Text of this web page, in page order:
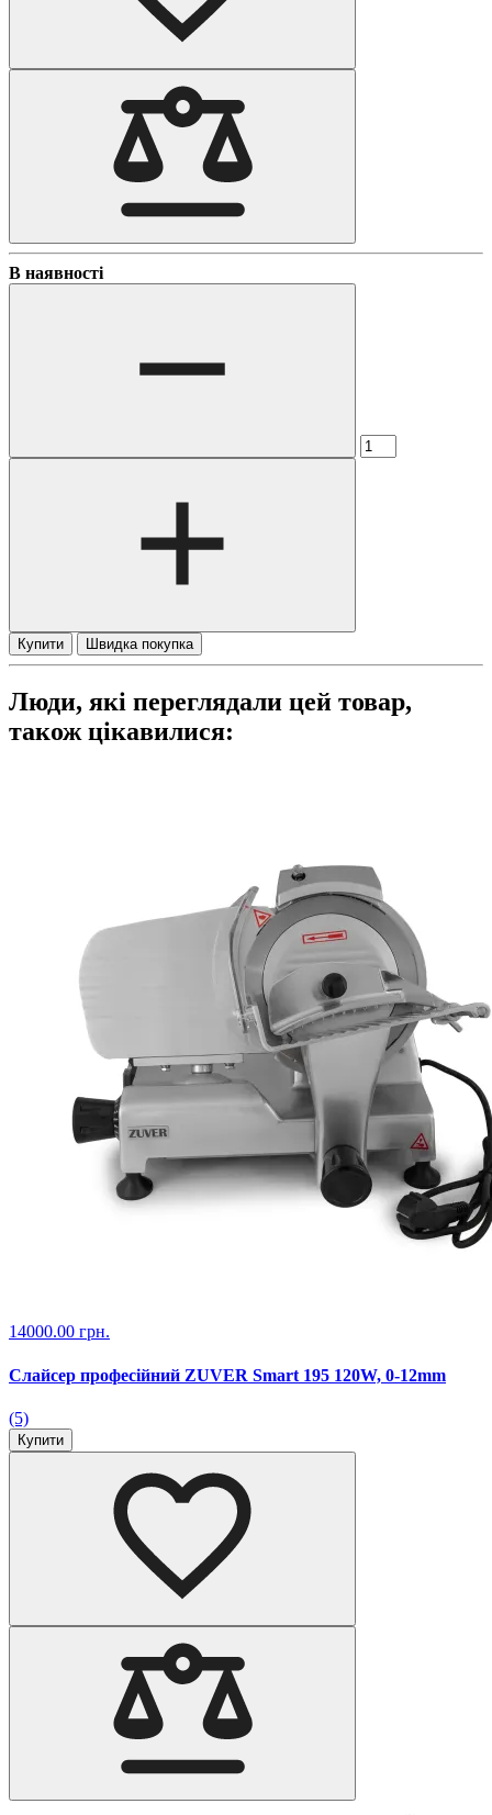
В наявності
Купити Швидка покупка
Люди, які переглядали цей товар,
також цікавилися:
14000.00 грн.
Слайсер професійний ZUVER Smart 195 120W, 0-12mm
(5)
Купити